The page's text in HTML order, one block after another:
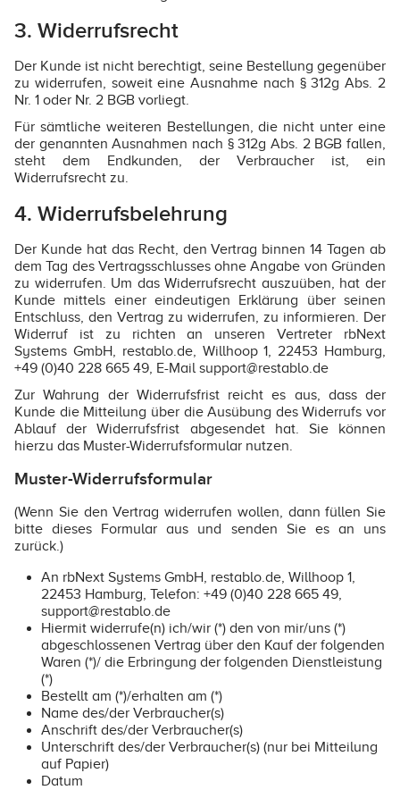
3. Widerrufsrecht
Der Kunde ist nicht berechtigt, seine Bestellung gegenüber
zu widerrufen, soweit eine Ausnahme nach § 312g Abs. 2
Nr. 1 oder Nr. 2 BGB vorliegt.
Für sämtliche weiteren Bestellungen, die nicht unter eine
der genannten Ausnahmen nach § 312g Abs. 2 BGB fallen,
steht dem Endkunden, der Verbraucher ist, ein
Widerrufsrecht zu.
4. Widerrufsbelehrung
Der Kunde hat das Recht, den Vertrag binnen 14 Tagen ab
dem Tag des Vertragsschlusses ohne Angabe von Gründen
zu widerrufen. Um das Widerrufsrecht auszuüben, hat der
Kunde mittels einer eindeutigen Erklärung über seinen
Entschluss, den Vertrag zu widerrufen, zu informieren. Der
Widerruf ist zu richten an unseren Vertreter rbNext
Systems GmbH, restablo.de, Willhoop 1, 22453 Hamburg,
+49 (0)40 228 665 49, E-Mail support@restablo.de
Zur Wahrung der Widerrufsfrist reicht es aus, dass der
Kunde die Mitteilung über die Ausübung des Widerrufs vor
Ablauf der Widerrufsfrist abgesendet hat. Sie können
hierzu das Muster-Widerrufsformular nutzen.
Muster-Widerrufsformular
(Wenn Sie den Vertrag widerrufen wollen, dann füllen Sie
bitte dieses Formular aus und senden Sie es an uns
zurück.)
An rbNext Systems GmbH, restablo.de, Willhoop 1,
22453 Hamburg, Telefon: +49 (0)40 228 665 49,
support@restablo.de
Hiermit widerrufe(n) ich/wir (*) den von mir/uns (*)
abgeschlossenen Vertrag über den Kauf der folgenden
Waren (*)/ die Erbringung der folgenden Dienstleistung
(*)
Bestellt am (*)/erhalten am (*)
Name des/der Verbraucher(s)
Anschrift des/der Verbraucher(s)
Unterschrift des/der Verbraucher(s) (nur bei Mitteilung
auf Papier)
Datum